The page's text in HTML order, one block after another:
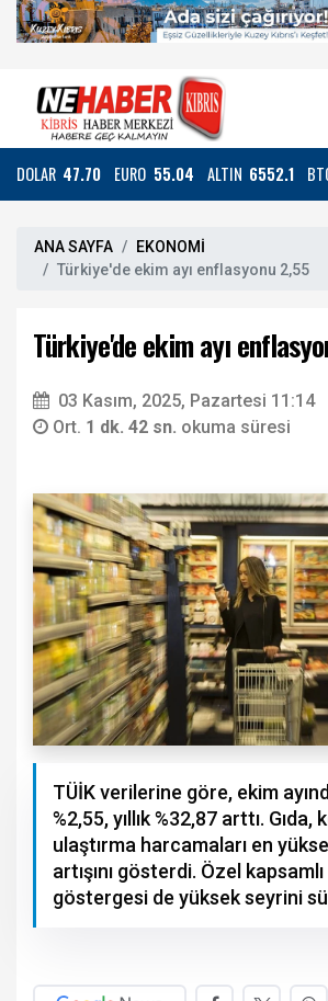
DOLAR 47.70 EURO 55.04 ALTIN 6552.1
ANA SAYFA
EKONOMİ
Türkiye'de ekim ayı enflasyonu 2,55
Türkiye'de ekim ayı
03 Kasım, 2025, Pazartesi 11:14
Ort. 1 dk. 42 sn. okuma süresi
TÜİK verilerine göre, ekim
%2,55, yıllık %32,87 arttı. Gıda,
ulaştırma harcamaları en
artışını gösterdi. Özel
göstergesi de yüksek seyrini